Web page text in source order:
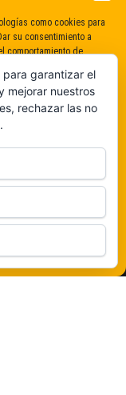
como cookies para
su consentimiento a
comportamiento de
características y
Envo Magazine
garantizar el
mejorar nuestros
rechazar las no